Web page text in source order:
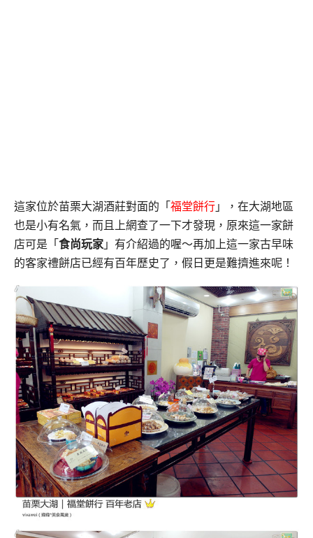
這家位於苗栗大湖酒莊對面的「 福堂餅行 」，在大湖地區
也是小有名氣， 而且上網查了一下才發現，原來這一家餅
店可是「 食尚玩家 」有介紹過的喔～再加上這一家古早味
的客家禮餅店已經有百年歷史了，假日更是難擠進來呢！